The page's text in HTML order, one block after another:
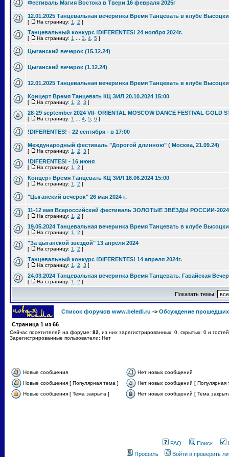
Фестиваль Магия Востока в Твери 16 февраля 2025г
12.01.2025 Танцевальная вечеринка Время Танцевать в клубе
[ На страницу: 1 2 ]
Танцевальный конкурс !DIFERENTES! 24 ноября 2024г.
[ На страницу: 1 3 4 5 ]
Цыганский вечерок (15.12.24)
Цыганский вечерок (1.12.24)
12.01.2025 Танцевальная вечеринка Время Танцевать в клубе
Концерт Время Танцевать КЦ ЗИЛ 20.10.2024 15:00
[ На страницу: 1 2 3 ]
28-29 september 2024 VII- ORIENTAL MOSCOW DANCE FESTIVAL GOLD
[ На страницу: 1 4 5 6 ]
!DIFERENTES! - 22 сентября - в 17:00
Международный фестиваль "Дорогой длинною" ( Москва, 21.09.24)
[ На страницу: 1 2 3 ]
!DIFERENTES! - 16 июня
[ На страницу: 1 2 ]
Концерт Время Танцевать КЦ ЗИЛ 16.06.2024 15:00
[ На страницу: 1 2 ]
"Цыганский вечерок" 26 мая 2024 г.
11-12 мая Всероссийский фестиваль ЗОЛОТЫЕ ЗВЁЗДЫ РОССИИ-2024
[ На страницу: 1 2 ]
19.05.2024 Танцевальная вечеринка Время Танцевать в клубе
[ На страницу: 1 2 ]
"За цыганской звездой" 13 апреля 2024
[ На страницу: 1 2 ]
Танцевальный конкурс !DIFERENTES! 14 апреля 2024г.
[ На страницу: 1 2 3 ]
24.03.2024 Танцевальная вечеринка Время Танцевать. Гавайская
[ На страницу: 1 2 ]
Показать темы:
Список форумов www.beledi.ru -> Обсуждение
Страница 1 из 66
Сейчас посетителей на форуме: 82 , из них зарегистрированных: 0, скрытых: 0 и
Зарегистрированные пользователи: Нет
Новые сообщения
Нет новых сообщений
Новые сообщения [ Популярная тема ]
Нет новых сообщений [ Популярная
Новые сообщения [ Тема закрыта ]
Нет новых сообщений [ Тема
FAQ Поиск
Профиль
Войти и проверить